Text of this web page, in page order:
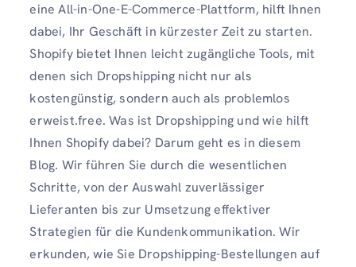
eine All-in-One-E-Commerce-Plattform, hilft Ihnen
dabei, Ihr Geschäft in kürzester Zeit zu starten.
Shopify bietet Ihnen leicht zugängliche Tools, mit
denen sich Dropshipping nicht nur als
kostengünstig, sondern auch als problemlos
erweist.free. Was ist Dropshipping und wie hilft
Ihnen Shopify dabei? Darum geht es in diesem
Blog. Wir führen Sie durch die wesentlichen
Schritte, von der Auswahl zuverlässiger
Lieferanten bis zur Umsetzung effektiver
Strategien für die Kundenkommunikation. Wir
erkunden, wie Sie Dropshipping-Bestellungen auf